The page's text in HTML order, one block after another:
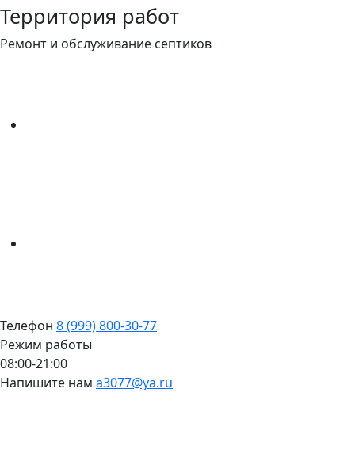
Территория работ
Ремонт и обслуживание септиков
Телефон 8 (999) 800-30-77
Режим работы
08:00-21:00
Напишите нам a3077@ya.ru